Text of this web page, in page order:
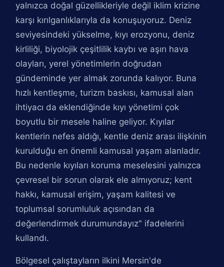
yalnızca doğal güzellikleriyle değil iklim krizine
karşı kırılganlıklarıyla da konuşuyoruz. Deniz
seviyesindeki yükselme, kıyı erozyonu, deniz
kirliliği, biyolojik çeşitlilik kaybı ve aşırı hava
olayları, yerel yönetimlerin doğrudan
gündeminde yer almak zorunda kalıyor. Buna
hızlı kentleşme, turizm baskısı, kamusal alan
ihtiyacı da eklendiğinde kıyı yönetimi çok
boyutlu bir mesele haline geliyor. Kıyılar
kentlerin nefes aldığı, kentle deniz arası ilişkinin
kurulduğu en önemli kamusal yaşam alanladır.
Bu nedenle kıyıları koruma meselesini yalnızca
çevresel bir sorun olarak ele almıyoruz; kent
hakkı, kamusal erişim, yaşam kalitesi ve
toplumsal sorumluluk açısından da
değerlendirmek durumundayız" ifadelerini
kullandı.
Bölgesel çalıştayların ilkini Mersin'de